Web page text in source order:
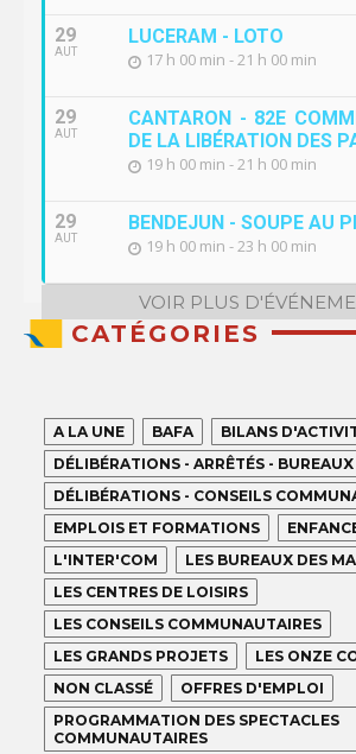
29
AUT
LUCERAM - LOTO
17 h 00 min - 21 h 00 min
29
AUT
CANTARON - 82E
DE LA LIBÉRATION DES
19 h 00 min - 21 h 00 min
29
AUT
BENDEJUN - SOUPE AU
19 h 00 min - 23 h 00 min
VOIR PLUS
CATÉGORIES
A LA UNE BAFA BILANS
DÉLIBÉRATIONS - ARRÊTÉS -
DÉLIBÉRATIONS - CONSEILS
EMPLOIS ET FORMATIONS
L'INTER'COM
LES BUREAUX DES
LES CENTRES DE LOISIRS
LES CONSEILS COMMUNAUTAIRES
LES GRANDS PROJETS
LES ONZE
NON CLASSÉ
OFFRES D'EMPLOI
PROGRAMMATION DES SPECTACLES
COMMUNAUTAIRES